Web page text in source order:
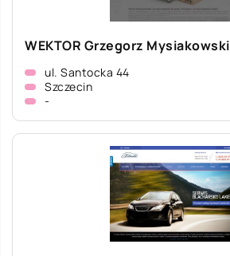
WEKTOR Grzegorz Mysiakowski
ul. Santocka 44
Szczecin
-